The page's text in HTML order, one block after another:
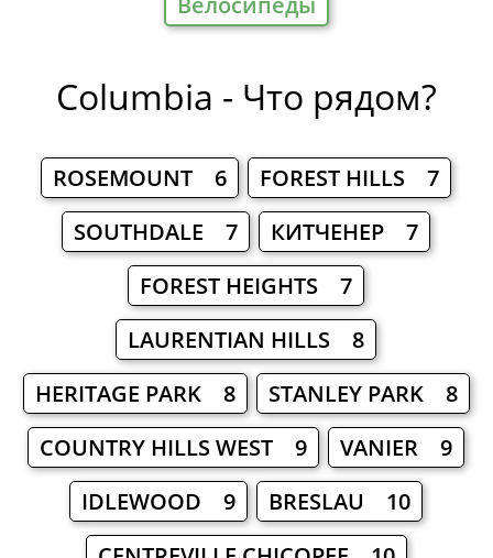
Columbia - Что рядом?
ROSEMOUNT 6
FOREST HILLS 7
SOUTHDALE 7
КИТЧЕНЕР 7
FOREST HEIGHTS 7
LAURENTIAN HILLS 8
HERITAGE PARK 8
STANLEY PARK 8
COUNTRY HILLS WEST 9
VANIER 9
IDLEWOOD 9
BRESLAU 10